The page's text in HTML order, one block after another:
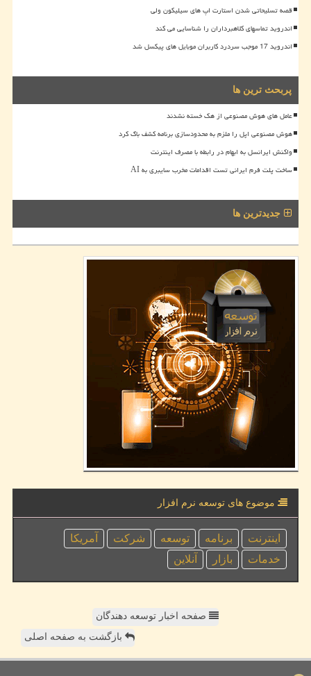
قصه تسلیحاتی شدن استارت اپ های سیلیکون ولی
اندروید تماسهای کلاهبرداران را شناسایی می کند
اندروید 17 موجب سردرد کاربران موبایل های پیکسل شد
پربحث ترین ها
عامل های هوش مصنوعی از هک خسته نشدند
هوش مصنوعی اپل را ملزم به محدودسازی برنامه کشف باگ کرد
واکنش ایرانسل به ابهام در رابطه با مصرف اینترنت
ساخت پلت فرم ایرانی تست اقدامات مخرب سایبری به AI
جدیدترین ها
موضوع های توسعه نرم افزار
اینترنت برنامه توسعه شركت
آمریكا
خدمات
بازار آنلاین
صفحه اخبار توسعه دهندگان
بازگشت به صفحه اصلی